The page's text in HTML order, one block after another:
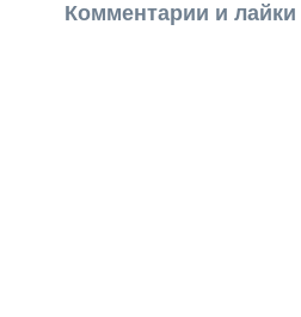
Комментарии и лайки